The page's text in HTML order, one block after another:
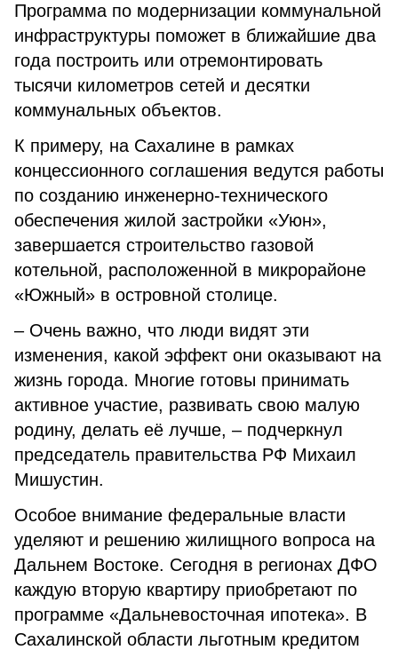
Программа по модернизации коммунальной
инфраструктуры поможет в ближайшие два
года построить или отремонтировать
тысячи километров сетей и десятки
коммунальных объектов.
К примеру, на Сахалине в рамках
концессионного соглашения ведутся работы
по созданию инженерно-технического
обеспечения жилой застройки «Уюн»,
завершается строительство газовой
котельной, расположенной в микрорайоне
«Южный» в островной столице.
– Очень важно, что люди видят эти
изменения, какой эффект они оказывают на
жизнь города. Многие готовы принимать
активное участие, развивать свою малую
родину, делать её лучше, – подчеркнул
председатель правительства РФ Михаил
Мишустин.
Особое внимание федеральные власти
уделяют и решению жилищного вопроса на
Дальнем Востоке. Сегодня в регионах ДФО
каждую вторую квартиру приобретают по
программе «Дальневосточная ипотека». В
Сахалинской области льготным кредитом